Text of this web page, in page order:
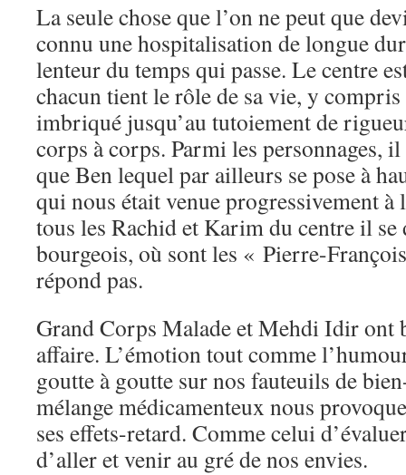
La seule chose que l’on ne peut que
connu une hospitalisation de longue
lenteur du temps qui passe. Le centre
chacun tient le rôle de sa vie, y
imbriqué jusqu’au tutoiement de
corps à corps. Parmi les personnages,
que Ben lequel par ailleurs se pose à
qui nous était venue progressivement
tous les Rachid et Karim du centre il se
bourgeois, où sont les « Pierre-
répond pas.
Grand Corps Malade et Mehdi Idir ont
affaire. L’émotion tout comme
goutte à goutte sur nos fauteuils de
mélange médicamenteux nous
ses effets-retard. Comme celui
d’aller et venir au gré de nos envies.